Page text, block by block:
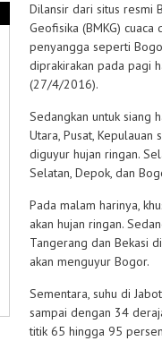
Dilansir dari situs resmi
Geofisika (BMKG)
penyangga seperti
diprakirakan pada pagi
(27/4/2016).
Sedangkan untuk siang
Utara, Pusat, Kepulauan
diguyur hujan ringan.
Selatan, Depok, dan
Pada malam harinya,
akan hujan ringan.
Tangerang dan Bekasi
akan menguyur Bogor.
Sementara, suhu di
sampai dengan 34
titik 65 hingga 95